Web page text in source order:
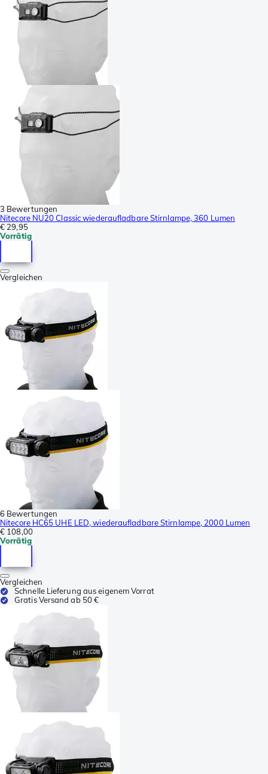
3 Bewertungen
Nitecore NU20 Classic wiederaufladbare Stirnlampe, 360 Lumen
€ 29,95
Vorrätig
Vergleichen
6 Bewertungen
Nitecore HC65 UHE LED, wiederaufladbare Stirnlampe, 2000 Lumen
€ 108,00
Vorrätig
Vergleichen
Schnelle Lieferung aus eigenem Vorrat
Gratis Versand ab 50 €